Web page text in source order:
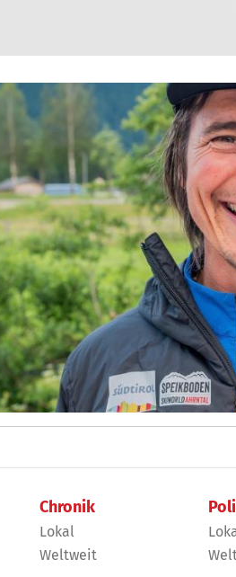
Chronik
Lokal
Weltweit